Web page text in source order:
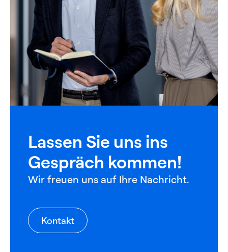
Lassen Sie uns ins
Gespräch kommen!
Wir freuen uns auf Ihre Nachricht.
Kontakt